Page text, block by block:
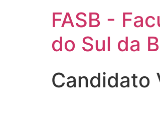
FASB -
do Sul da
Candidato